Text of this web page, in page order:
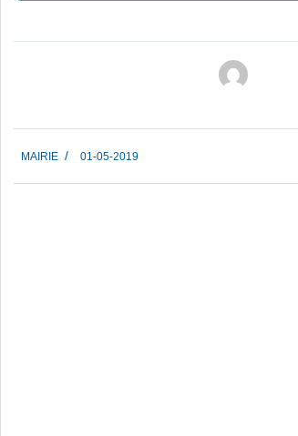
05-
01
MAIRIE 01-05-2019